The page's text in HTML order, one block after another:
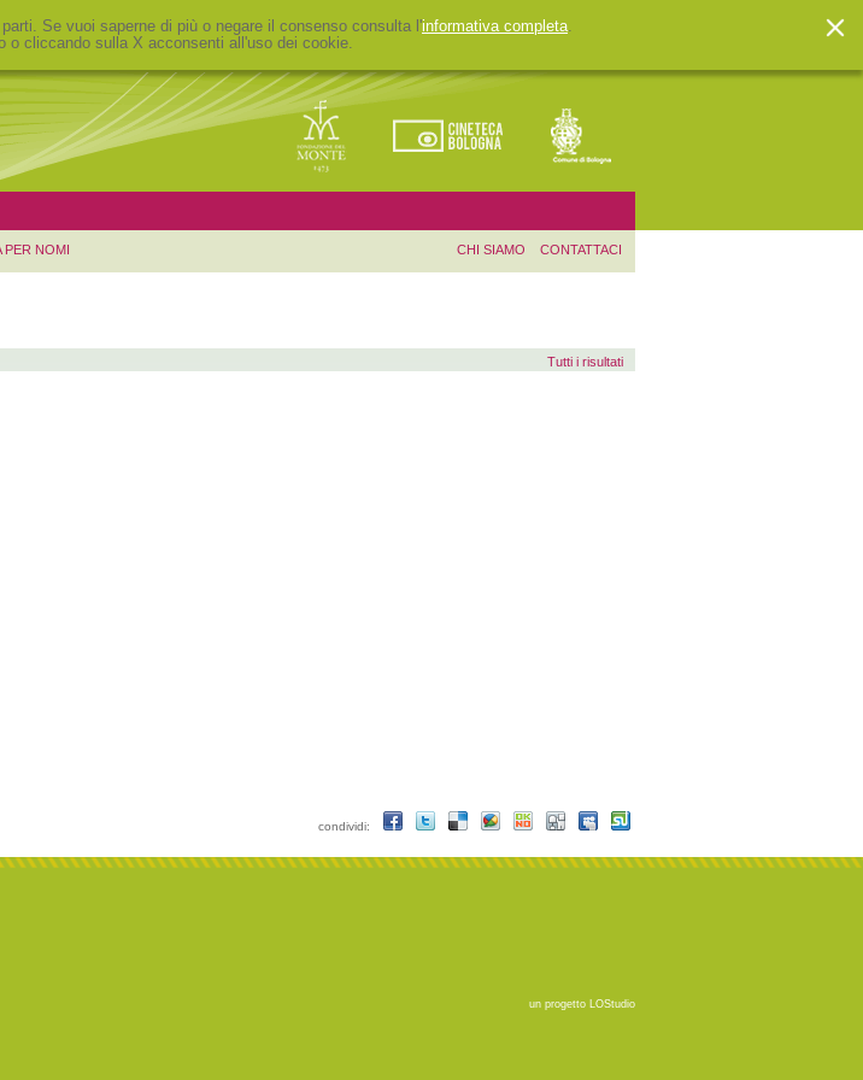
Se vuoi saperne di più o negare il consenso consulta l'informativa completa.
o cliccando sulla X acconsenti all'uso dei cookie.
PER NOMI CHI SIAMO CONTATTACI
Tutti i risultati
condividi:
un progetto LOStudio